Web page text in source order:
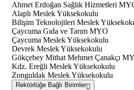
Ahmet Erdoğan Sağlık Hizmetleri
Alaplı Meslek Yüksekokulu
Bilişim Teknolojileri Meslek
Çaycuma Gıda ve Tarım MYO
Çaycuma Meslek Yüksekokulu
Devrek Meslek Yüksekokulu
Gökçebey Mithat Mehmet Çanakçı
Kdz. Ereğli Meslek Yüksekokulu
Zonguldak Meslek Yüksekokulu
Rektörlüğe Bağlı Birimler